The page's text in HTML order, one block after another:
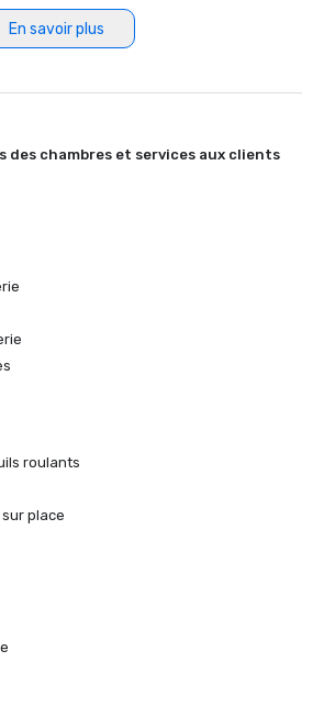
En savoir plus
des chambres et services aux clients
roulants
place